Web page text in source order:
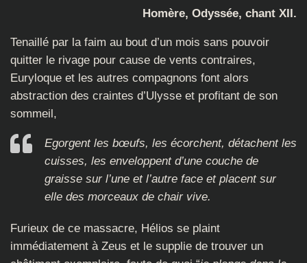
Homère, Odyssée, chant XII.
Tenaillé par la faim au bout d’un mois sans pouvoir
quitter le rivage pour cause de vents contraires,
Euryloque et les autres compagnons font alors
abstraction des craintes d’Ulysse et profitant de son
sommeil,
Egorgent les bœufs, les écorchent, détachent les
cuisses, les enveloppent d’une couche de
graisse sur l’une et l’autre face et placent sur
elle des morceaux de chair vive.
Furieux de ce massacre, Hélios se plaint
immédiatement à Zeus et le supplie de trouver un